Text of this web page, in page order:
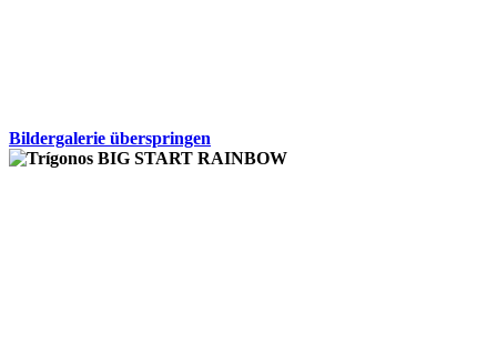
Bildergalerie überspringen